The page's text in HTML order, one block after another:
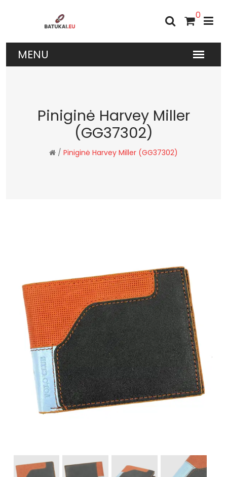
0
Piniginė Harvey Miller
(GG37302)
/ Piniginė Harvey Miller (GG37302)